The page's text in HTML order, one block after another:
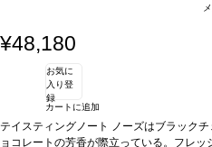
¥48,180
お気に
入り登
録
カートに追加
テイスティングノート ノーズはブラック
ョコレートの芳香が際立っている。フレ